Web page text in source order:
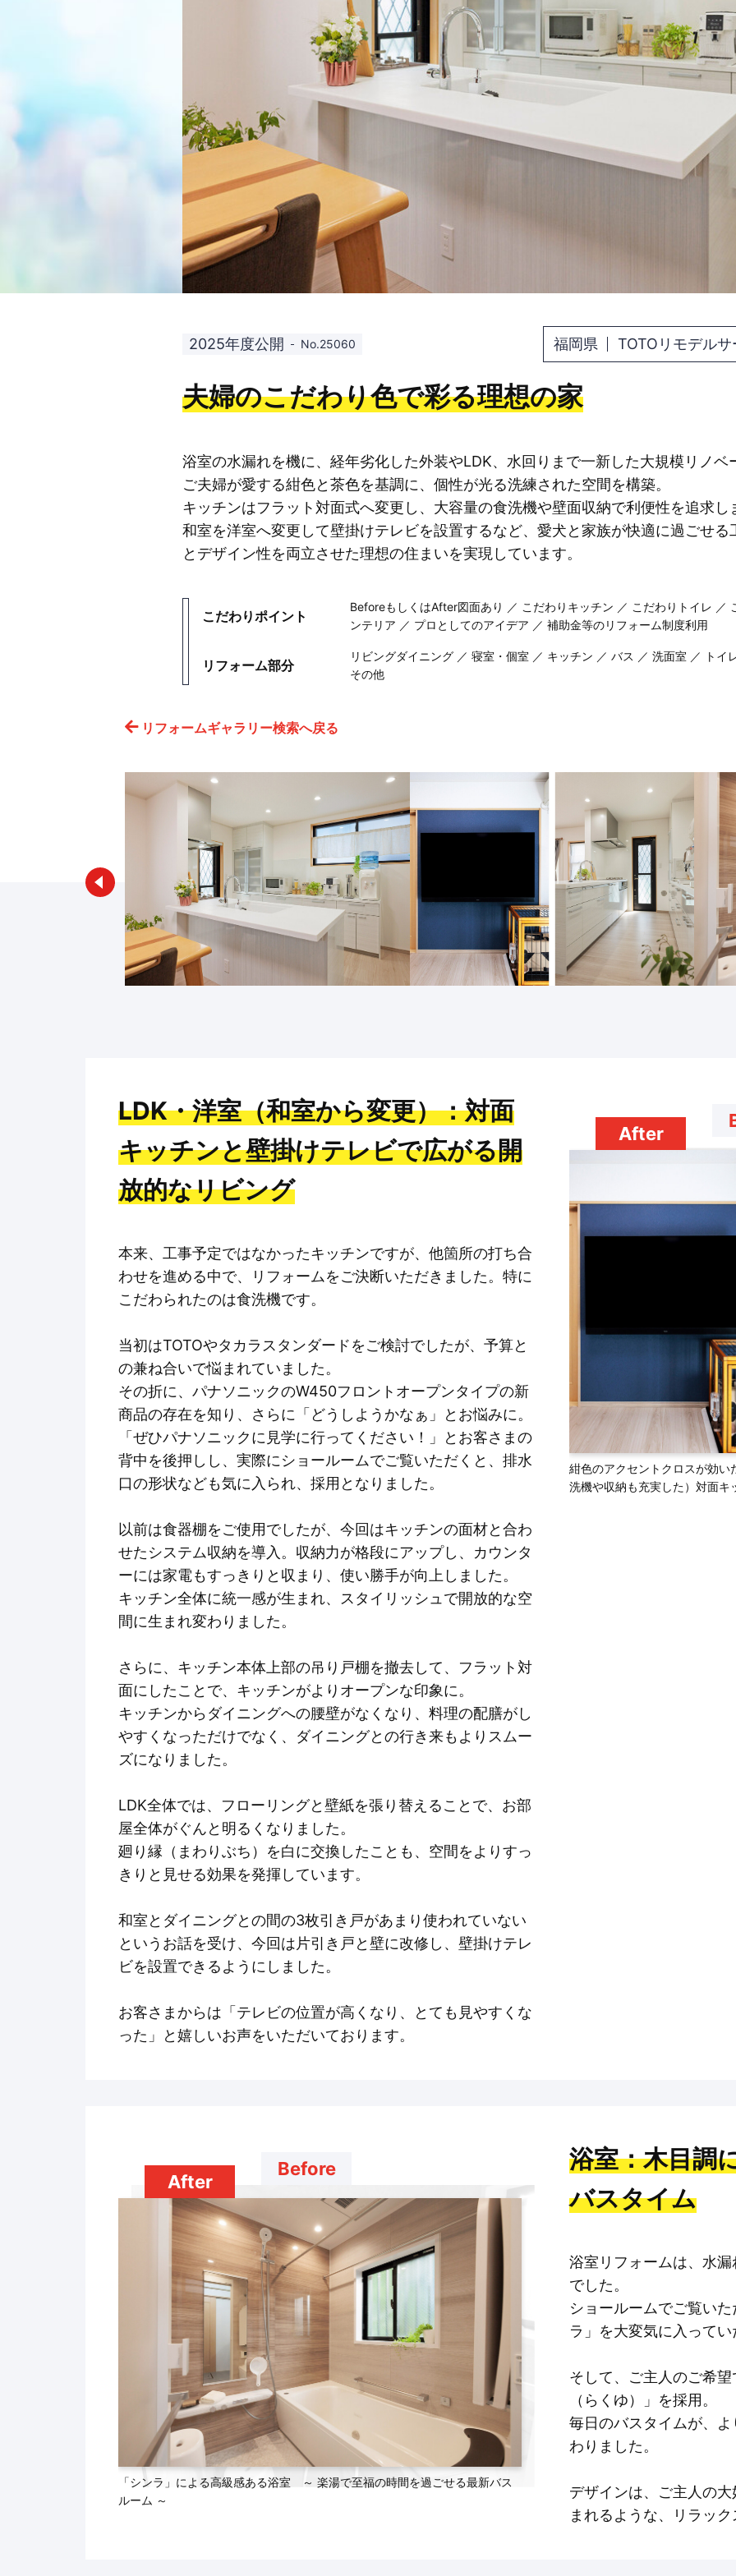
2025年度公開 No.25060 福岡県 TOTOリモデル
夫婦のこだわり色で彩る理想の家
浴室の水漏れを機に、経年劣化した外装やLDK、水回りまで一新した大規模リノベ
ご夫婦が愛する紺色と茶色を基調に、個性が光る洗練された空間を構築。
キッチンはフラット対面式へ変更し、大容量の食洗機や壁面収納で利便性を追求し
和室を洋室へ変更して壁掛けテレビを設置するなど、愛犬と家族が快適に過ごせ
とデザイン性を両立させた理想の住まいを実現しています。
こだわりポイント
BeforeもしくはAfter図面あり ／ こだわりキッチン ／ こだわりトイレ ／
ンテリア ／ プロとしてのアイデア ／ 補助金等のリフォーム制度利用
リフォーム部分
リビングダイニング ／ 寝室・個室 ／ キッチン ／ バス ／ 洗面室 ／ トイ
その他
リフォームギャラリー検索へ戻る
LDK・洋室（和室から変更）：対面
キッチンと壁掛けテレビで広がる開
放的なリビング
本来、工事予定ではなかったキッチンですが、他箇所の打ち合
わせを進める中で、リフォームをご決断いただきました。特に
こだわられたのは食洗機です。
当初はTOTOやタカラスタンダードをご検討でしたが、予算と
の兼ね合いで悩まれていました。
その折に、パナソニックのW450フロントオープンタイプの新
商品の存在を知り、さらに「どうしようかなぁ」とお悩みに。
「ぜひパナソニックに見学に行ってください！」とお客さまの
背中を後押しし、実際にショールームでご覧いただくと、排水
口の形状なども気に入られ、採用となりました。
以前は食器棚をご使用でしたが、今回はキッチンの面材と合わ
せたシステム収納を導入。収納力が格段にアップし、カウンタ
ーには家電もすっきりと収まり、使い勝手が向上しました。
キッチン全体に統一感が生まれ、スタイリッシュで開放的な空
間に生まれ変わりました。
さらに、キッチン本体上部の吊り戸棚を撤去して、フラット対
面にしたことで、キッチンがよりオープンな印象に。
キッチンからダイニングへの腰壁がなくなり、料理の配膳がし
やすくなっただけでなく、ダイニングとの行き来もよりスムー
ズになりました。
LDK全体では、フローリングと壁紙を張り替えることで、お部
屋全体がぐんと明るくなりました。
廻り縁（まわりぶち）を白に交換したことも、空間をよりすっ
きりと見せる効果を発揮しています。
和室とダイニングとの間の3枚引き戸があまり使われていない
というお話を受け、今回は片引き戸と壁に改修し、壁掛けテレ
ビを設置できるようにしました。
お客さまからは「テレビの位置が高くなり、とても見やすくな
った」と嬉しいお声をいただいております。
紺色のアクセントクロスが効
洗機や収納も充実した）対面キ
After
浴室：木目調
バスタイム
浴室リフォームは、水
でした。
ショールームでご覧い
ラ」を大変気に入って
そして、ご主人のご希
（らくゆ）」を採用。
毎日のバスタイムが、
わりました。
デザインは、ご主人の
まれるような、リラッ
Before
「シンラ」による高級感ある浴室 ～ 楽湯で至福の時間を過ごせる最新バス
ルーム ～
After